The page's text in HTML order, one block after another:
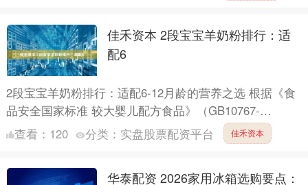
佳禾资本 2段宝宝羊奶粉排行：适
配6
2段宝宝羊奶粉排行：适配6-12月龄的营养之选 根据《食
品安全国家标准 较大婴儿配方食品》（GB10767-
2010），6-12月龄的2段宝宝正处于肠道发育关键....
查看： 120 分类： 实盘股票配资平台 佳禾资本
华泰配资 2026家用冰箱选购要点：